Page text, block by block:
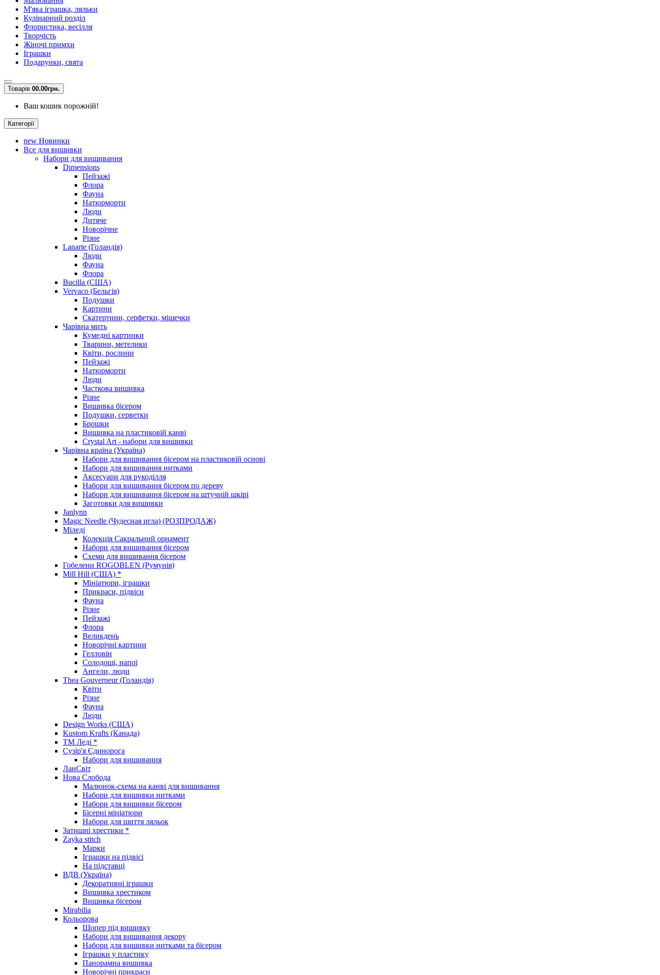
М'яка іграшка, ляльки
Кулінарний розділ
Флористика, весілля
Творчість
Жіночі примхи
Іграшки
Подарунки, свята
Товарів 00.00грн.
Ваш кошик порожній!
Категорії
new Новинки
Все для вишивки
Набори для вишивання
Dimensions
Пейзажі
Флора
Фауна
Натюрморти
Люди
Дитяче
Новорічне
Різне
Lanarte (Голандія)
Люди
Фауна
Флора
Bucilla (США)
Vervaco (Бельгія)
Подушки
Картини
Скатертини, серфетки, мішечки
Чарiвна мить
Кумедні картинки
Тварини, метелики
Квіти, рослини
Пейзажі
Натюрморти
Люди
Часткова вишивка
Різне
Вишивка бісером
Подушки, серветки
Брошки
Вишивка на пластиковій канві
Crystal Art - набори для вишивки
Чарівна країна (Україна)
Набори для вишивання бісером на пластиковій основі
Набори для вишивання нитками
Аксесуари для рукоділля
Набори для вишивання бісером по дереву
Набори для вишивання бісером на штучній шкірі
Заготовки для вишивки
Janlynn
Magic Needle (Чудесная игла) (РОЗПРОДАЖ)
Міледі
Колекція Сакральний орнамент
Набори для вишивання бісером
Схеми для вишивання бісером
Гобелени ROGOBLEN (Румунія)
Mill Hill (США) *
Мініатюри, іграшки
Прикраси, підвіси
Фауна
Різне
Пейзажі
Флора
Великдень
Новорічні картини
Гелловін
Солодощі, напої
Ангели, люди
Thea Gouverneur (Голандія)
Квіти
Різне
Фауна
Люди
Design Works (США)
Kustom Krafts (Канада)
ТМ Леді *
Сузір'я Єдинорога
Набори для вишивання
ЛанСвіт
Нова Слобода
Малюнок-схема на канві для вишивання
Набори для вишивки нитками
Набори для вишивки бісером
Бісерні мініатюри
Набори для шиття ляльок
Затишні хрестики *
Zayka stitch
Марки
Іграшки на підвісі
На підставці
ВДВ (Україна)
Декоративні іграшки
Вишивка хрестиком
Вишивка бісером
Mirabilia
Кольорова
Шопер під вишивку
Набори для вишивання декору
Набори для вишивки нитками та бісером
Іграшки у пластику
Панорамна вишивка
Новорічні прикраси